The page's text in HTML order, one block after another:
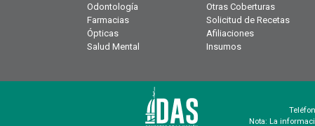
Odontología
Farmacias
Ópticas
Salud Mental
Otras Coberturas
Solicitud de Recetas
Afiliaciones
Insumos
Nota: La